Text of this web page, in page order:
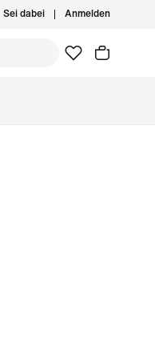
Sei dabei Anmelden